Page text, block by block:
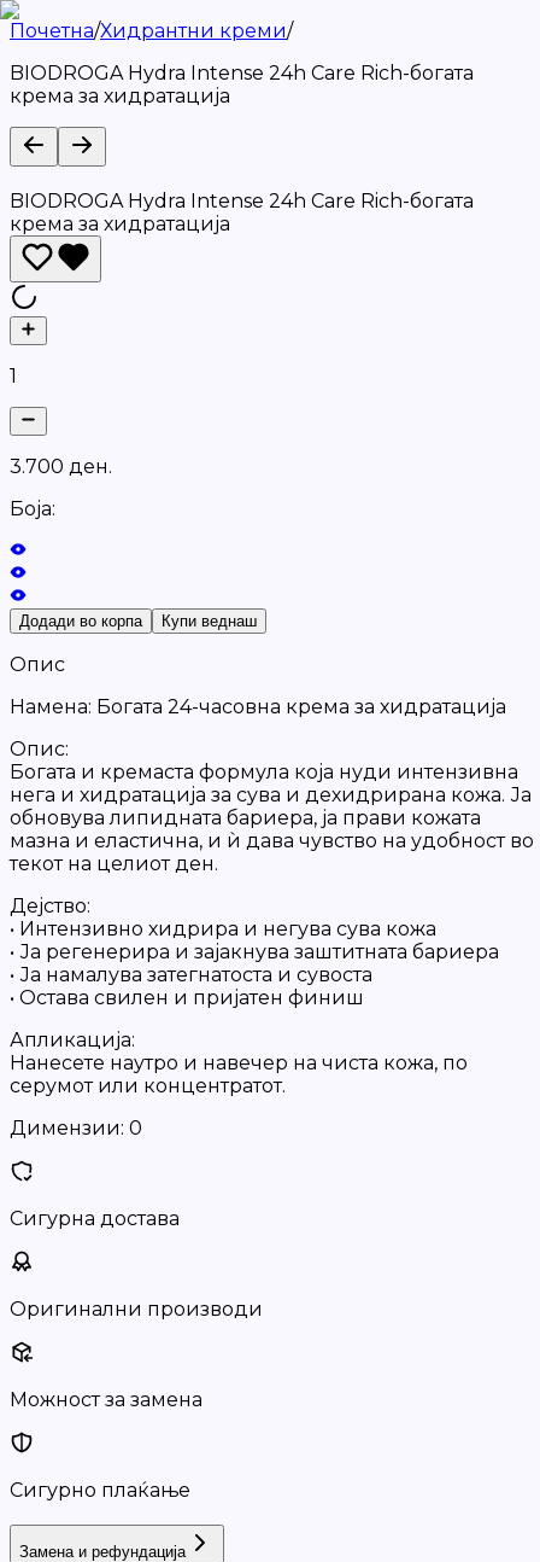
Почетна/Хидрантни креми/
BIODROGA Hydra Intense 24h Care Rich-богата
крема за хидратација
BIODROGA Hydra Intense 24h Care Rich-богата
крема за хидратација
1
3.700 ден.
Боја:
Додади во корпа Купи веднаш
Опис
Намена: Богата 24-часовна крема за хидратација
Опис:
Богата и кремаста формула која нуди интензивна
нега и хидратација за сува и дехидрирана кожа. Ја
обновува липидната бариера, ја прави кожата
мазна и еластична, и ѝ дава чувство на удобност во
текот на целиот ден.
Дејство:
• Интензивно хидрира и негува сува кожа
• Ја регенерира и зајакнува заштитната бариера
• Ја намалува затегнатоста и сувоста
• Оставa свилен и пријатен финиш
Апликација:
Нанесете наутро и навечер на чиста кожа, по
серумот или концентратот.
Димензии: 0
Сигурна достава
Оригинални производи
Можност за замена
Сигурно плаќање
Замена и рефундација